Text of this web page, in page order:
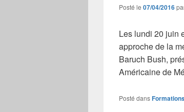
Posté le 07/04/2016
Les lundi 20 juin
approche de la
Baruch Bush,
Américaine de
Posté dans